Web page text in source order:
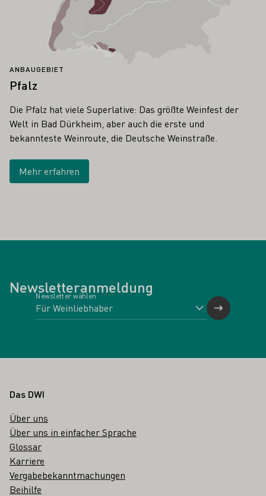
ANBAUGEBIET
Pfalz
Die Pfalz hat viele Superlative: Das größte Weinfest der
Welt in Bad Dürkheim, aber auch die erste und
bekannteste Weinroute, die Deutsche Weinstraße.
Mehr erfahren
Newsletteranmeldung
Newsletter wählen
Fußbereich
Das DWI
Über uns
Über uns in einfacher Sprache
Glossar
Karriere
Vergabebekanntmachungen
Beihilfe